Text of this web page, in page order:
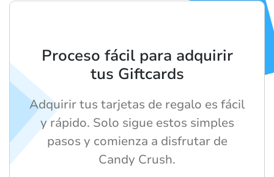
Proceso fácil para adquirir
tus Giftcards
Adquirir tus tarjetas de regalo es fácil
y rápido. Solo sigue estos simples
pasos y comienza a disfrutar de
Candy Crush.